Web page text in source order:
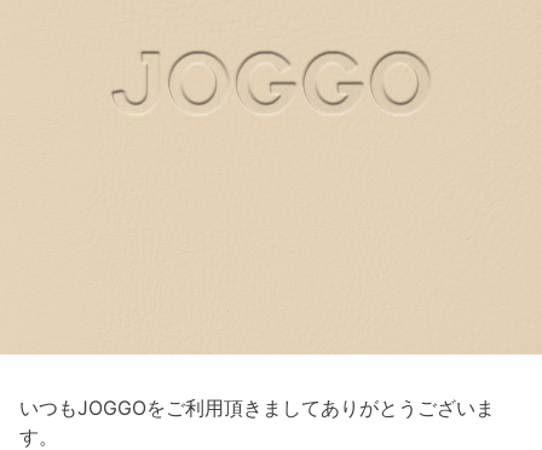
いつもJOGGOをご利用頂きましてありがとうございま
す。